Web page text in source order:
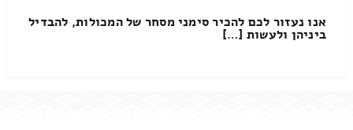
אנו נעזור לכם להכיר סימני מסחר של המכולות, להבדיל
ביניהן ולעשות […]